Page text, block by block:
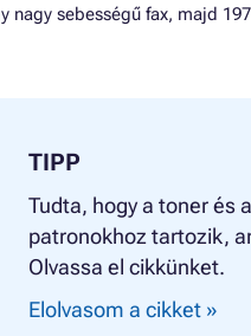
sebességű fax, majd
TIPP
Tudta, hogy a toner és
patronokhoz tartozik,
Olvassa el cikkünket.
Elolvasom a cikket »